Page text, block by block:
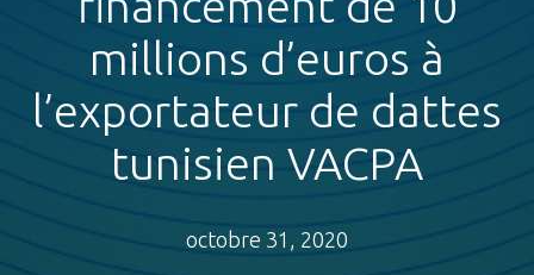
millions d’euros à
l’exportateur de dattes
tunisien VACPA
octobre 31, 2020